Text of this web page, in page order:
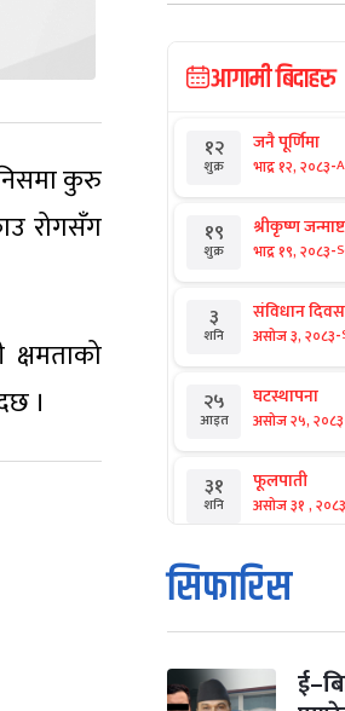
कुरु
रोगसँग
।
आगामी बिदाहरु
१२
शुक्र
जनै पूर्णिमा
भाद्र १२, २०८३-
१९
शुक्र
श्रीकृष्ण
भाद्र १९, २०८३-
३
शनि
संविधान दिवस
असोज ३, २०८३-
२५
आइत
घटस्थापना
असोज २५, २०८३
३१
शनि
फूलपाती
असोज ३१ , २०८३
१
आइत
कार्तिक
कार्तिक १, २०८३
मंगल कार्तिक ३, २०८३
सिफारिस